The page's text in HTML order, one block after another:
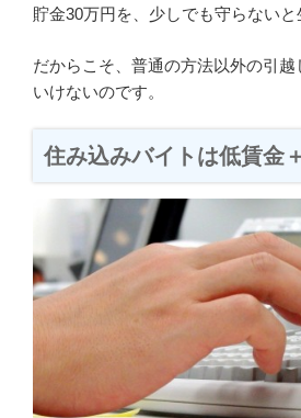
貯金30万円を、少しでも守らないと
だからこそ、普通の方法以外の引越
いけないのです。
住み込みバイトは低賃金